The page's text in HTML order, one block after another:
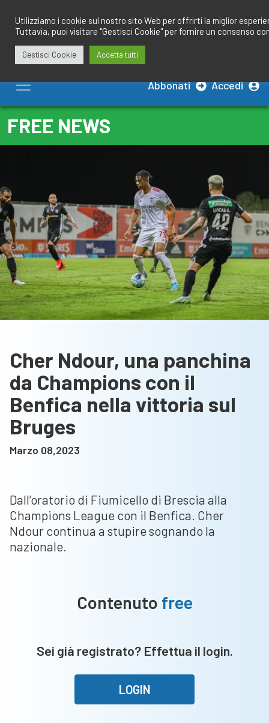
contenuto
Abbonati Accedi
FREE NEWS
Cher Ndour, una panchina
da Champions con il
Benfica nella vittoria sul
Bruges
Marzo 08,2023
Dall’oratorio di Fiumicello di Brescia alla
Champions League con il Benfica. Cher
Ndour continua a stupire sognando la
nazionale.
Contenuto free
Sei già registrato? Effettua il login.
LOGIN
Utilizziamo i cookie sul nostro sito Web per offrirti la miglior
Tuttavia, puoi visitare "Gestisci Cookie" per fornire un consenso
Gestisci Cookie Accetta tutti